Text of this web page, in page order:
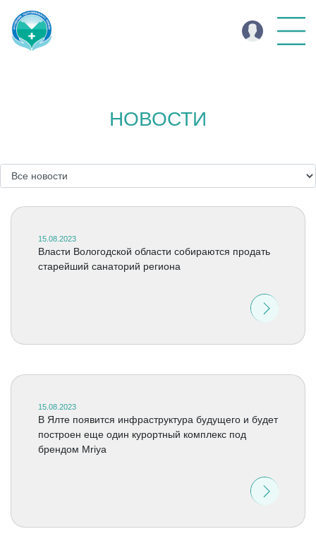
НОВОСТИ
15.08.2023
Власти Вологодской области собираются продать
старейший санаторий региона
15.08.2023
В Ялте появится инфраструктура будущего и будет
построен еще один курортный комплекс под
брендом Mriya